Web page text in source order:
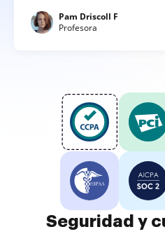
Pam Driscoll F
Profesora
Seguridad y